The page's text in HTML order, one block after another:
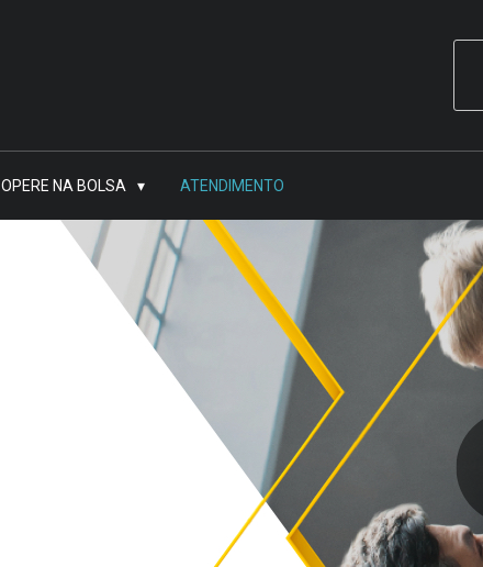
OPERE NA BOLSA ATENDIMENTO